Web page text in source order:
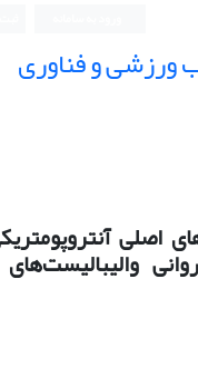
و فناوری
اصلی